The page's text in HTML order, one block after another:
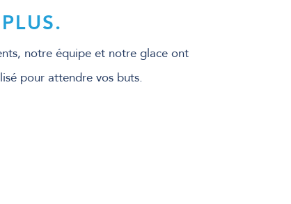
notre équipe et notre glace ont
pour attendre vos buts.